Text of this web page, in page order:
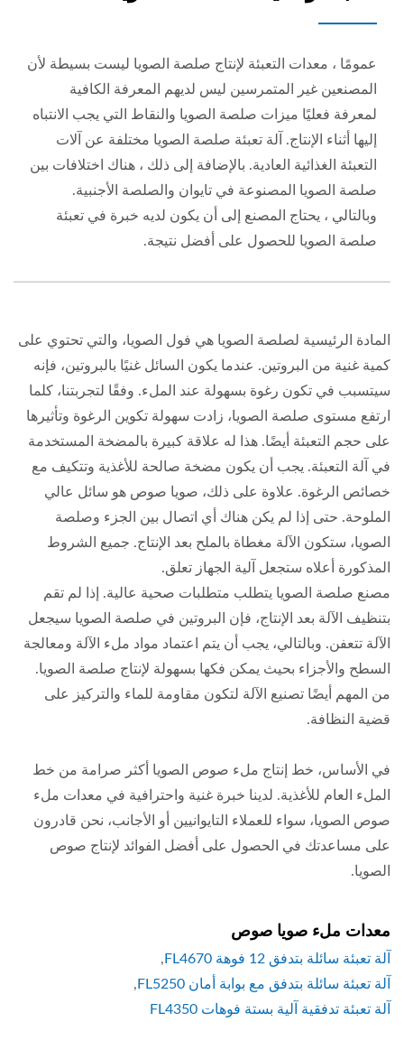
عمومًا ، معدات التعبئة لإنتاج صلصة الصويا ليست بسيطة لأن
المصنعين غير المتمرسين ليس لديهم المعرفة الكافية
لمعرفة فعليًا ميزات صلصة الصويا والنقاط التي يجب الانتباه
إليها أثناء الإنتاج. آلة تعبئة صلصة الصويا مختلفة عن آلات
التعبئة الغذائية العادية. بالإضافة إلى ذلك ، هناك اختلافات بين
صلصة الصويا المصنوعة في تايوان والصلصة الأجنبية.
وبالتالي ، يحتاج المصنع إلى أن يكون لديه خبرة في تعبئة
صلصة الصويا للحصول على أفضل نتيجة.
المادة الرئيسية لصلصة الصويا هي فول الصويا، والتي تحتوي على
كمية غنية من البروتين. عندما يكون السائل غنيًا بالبروتين، فإنه
سيتسبب في تكون رغوة بسهولة عند الملء. وفقًا لتجربتنا، كلما
ارتفع مستوى صلصة الصويا، زادت سهولة تكوين الرغوة وتأثيرها
على حجم التعبئة أيضًا. هذا له علاقة كبيرة بالمضخة المستخدمة
في آلة التعبئة. يجب أن يكون مضخة صالحة للأغذية وتتكيف مع
خصائص الرغوة. علاوة على ذلك، صويا صوص هو سائل عالي
الملوحة. حتى إذا لم يكن هناك أي اتصال بين الجزء وصلصة
الصويا، ستكون الآلة مغطاة بالملح بعد الإنتاج. جميع الشروط
المذكورة أعلاه ستجعل آلية الجهاز تعلق.
مصنع صلصة الصويا يتطلب متطلبات صحية عالية. إذا لم تقم
بتنظيف الآلة بعد الإنتاج، فإن البروتين في صلصة الصويا سيجعل
الآلة تتعفن. وبالتالي، يجب أن يتم اعتماد مواد ملء الآلة ومعالجة
السطح والأجزاء بحيث يمكن فكها بسهولة لإنتاج صلصة الصويا.
من المهم أيضًا تصنيع الآلة لتكون مقاومة للماء والتركيز على
قضية النظافة.
في الأساس، خط إنتاج ملء صوص الصويا أكثر صرامة من خط
الملء العام للأغذية. لدينا خبرة غنية واحترافية في معدات ملء
صوص الصويا، سواء للعملاء التايوانيين أو الأجانب، نحن قادرون
على مساعدتك في الحصول على أفضل الفوائد لإنتاج صوص
الصويا.
معدات ملء صويا صوص
آلة تعبئة سائلة بتدفق 12 فوهة FL4670
,
آلة تعبئة سائلة بتدفق مع بوابة أمان FL5250
,
آلة تعبئة تدفقية آلية بستة فوهات FL4350